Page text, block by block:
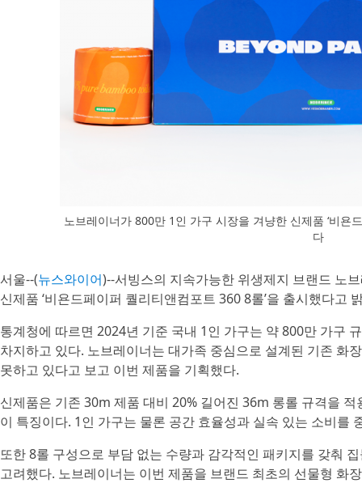
노브레이너가 800만 1인 가구 시장을 겨냥한 신제품 ‘비욘
다
서울--(뉴스와이어)--서빙스의 지속가능한 위생제지 브랜드 노
신제품 ‘비욘드페이퍼 퀄리티앤컴포트 360 8롤’을 출시했다고
통계청에 따르면 2024년 기준 국내 1인 가구는 약 800만 가구
차지하고 있다. 노브레이너는 대가족 중심으로 설계된 기존 화
못하고 있다고 보고 이번 제품을 기획했다.
신제품은 기존 30m 제품 대비 20% 길어진 36m 롱롤 규격을
이 특징이다. 1인 가구는 물론 공간 효율성과 실속 있는 소비를
또한 8롤 구성으로 부담 없는 수량과 감각적인 패키지를 갖춰
고려했다. 노브레이너는 이번 제품을 브랜드 최초의 선물형 화